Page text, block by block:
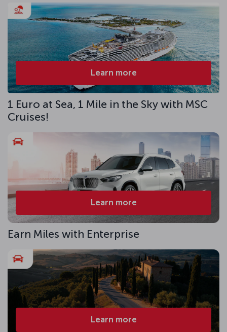
Learn more
1 Euro at Sea, 1 Mile in the Sky with MSC
Cruises!
Learn more
Earn Miles with Enterprise
Learn more